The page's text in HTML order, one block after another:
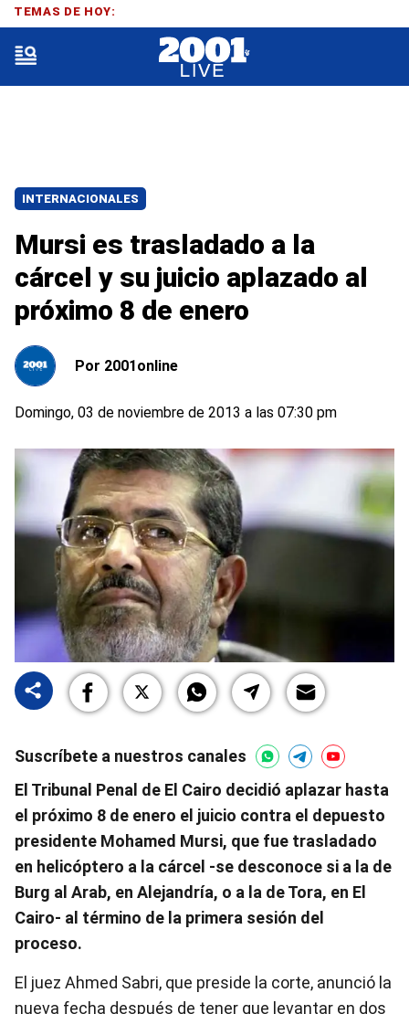
INTERNACIONALES
Mursi es trasladado a la
cárcel y su juicio aplazado al
próximo 8 de enero
Por 2001online
Domingo, 03 de noviembre de 2013 a las 07:30 pm
Suscríbete a nuestros canales
El Tribunal Penal de El Cairo decidió aplazar hasta
el próximo 8 de enero el juicio contra el depuesto
presidente Mohamed Mursi, que fue trasladado
en helicóptero a la cárcel -se desconoce si a la de
Burg al Arab, en Alejandría, o a la de Tora, en El
Cairo- al término de la primera sesión del
proceso.
El juez Ahmed Sabri, que preside la corte, anunció la
nueva fecha después de tener que levantar en dos
TEMAS DE HOY: